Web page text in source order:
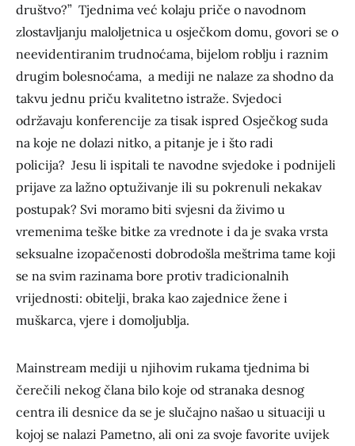
društvo?” Tjednima već kolaju priče o navodnom
zlostavljanju maloljetnica u osječkom domu, govori se o
neevidentiranim trudnoćama, bijelom roblju i raznim
drugim bolesnoćama, a mediji ne nalaze za shodno da
takvu jednu priču kvalitetno istraže. Svjedoci
održavaju konferencije za tisak ispred Osječkog suda
na koje ne dolazi nitko, a pitanje je i što radi
policija? Jesu li ispitali te navodne svjedoke i podnijeli
prijave za lažno optuživanje ili su pokrenuli nekakav
postupak? Svi moramo biti svjesni da živimo u
vremenima teške bitke za vrednote i da je svaka vrsta
seksualne izopačenosti dobrodošla meštrima tame koji
se na svim razinama bore protiv tradicionalnih
vrijednosti: obitelji, braka kao zajednice žene i
muškarca, vjere i domoljublja.
Mainstream mediji u njihovim rukama tjednima bi
čerečili nekog člana bilo koje od stranaka desnog
centra ili desnice da se je slučajno našao u situaciji u
kojoj se nalazi Pametno, ali oni za svoje favorite uvijek